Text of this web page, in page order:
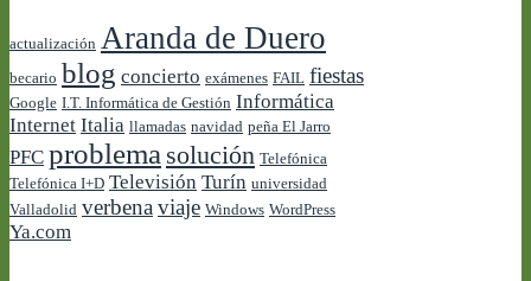
actualización Aranda de Duero
becario blog concierto exámenes FAIL fiestas
Google I.T. Informática de Gestión Informática
Internet Italia llamadas navidad peña El Jarro
PFC problema solución Telefónica
Telefónica I+D Televisión Turín universidad
Valladolid verbena viaje Windows WordPress
Ya.com